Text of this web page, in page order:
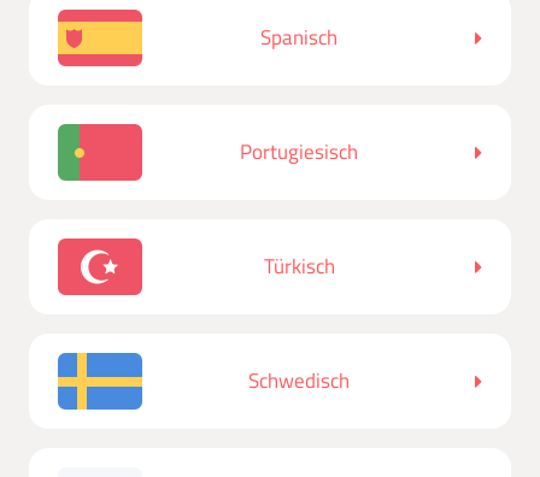
Spanisch
Portugiesisch
Türkisch
Schwedisch